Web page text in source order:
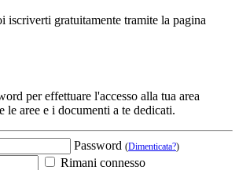
iscriverti gratuitamente tramite la pagina
per effettuare l'accesso alla tua area
le aree e i documenti a te dedicati.
Password (Dimenticata?)
Rimani connesso